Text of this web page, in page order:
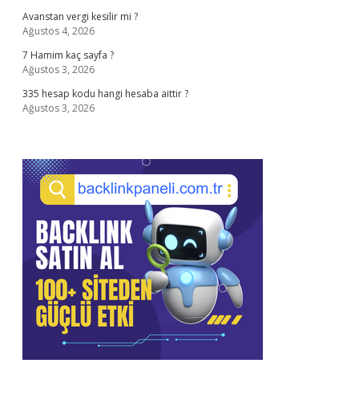
Avanstan vergi kesilir mi ?
Ağustos 4, 2026
7 Hamim kaç sayfa ?
Ağustos 3, 2026
335 hesap kodu hangi hesaba aittir ?
Ağustos 3, 2026